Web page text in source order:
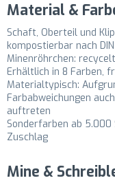
Material &
Schaft, Oberteil und
kompostierbar nach DIN
Minenröhrchen:
Erhältlich in 8 Farben,
Materialtypisch:
Farbabweichungen
auftreten
Sonderfarben ab 5.000
Zuschlag
Mine &